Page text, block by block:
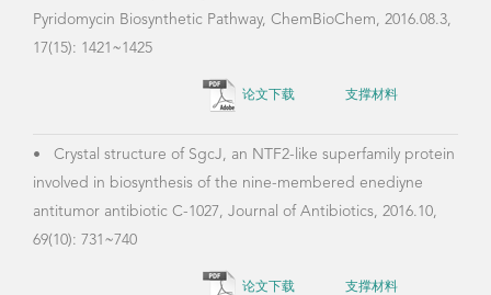
Pyridomycin Biosynthetic Pathway, ChemBioChem, 2016.08.3,
17(15): 1421~1425
论文下载 支撑材料
•
Crystal structure of SgcJ, an NTF2-like superfamily protein
involved in biosynthesis of the nine-membered enediyne
antitumor antibiotic C-1027, Journal of Antibiotics, 2016.10,
69(10): 731~740
论文下载 支撑材料